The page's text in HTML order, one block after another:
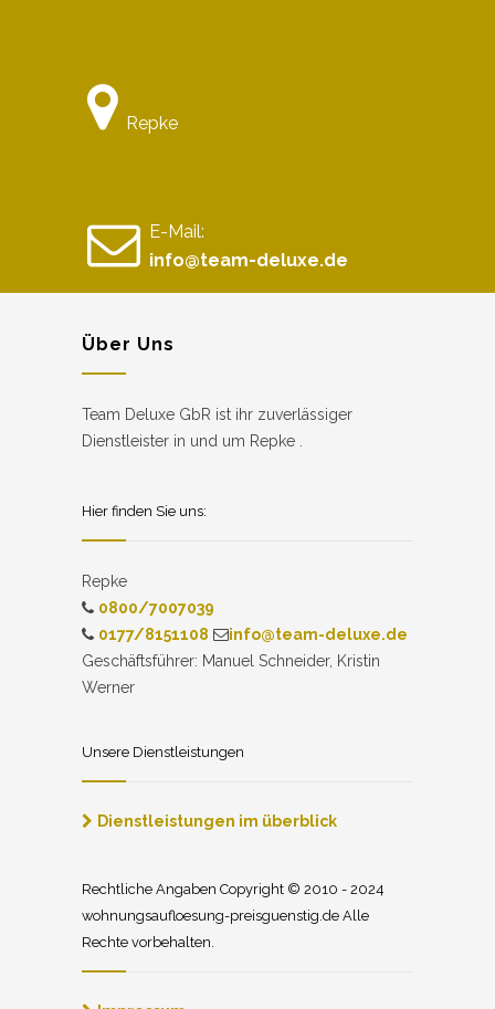
Repke
E-Mail:
info@team-deluxe.de
Über Uns
Team Deluxe GbR ist ihr zuverlässiger
Dienstleister in und um Repke .
Hier finden Sie uns:
Repke
0800/7007039
0177/8151108
info@team-deluxe.de
Geschäftsführer: Manuel Schneider, Kristin
Werner
Unsere Dienstleistungen
Dienstleistungen im überblick
Rechtliche Angaben Copyright © 2010 - 2024
wohnungsaufloesung-preisguenstig.de Alle
Rechte vorbehalten.